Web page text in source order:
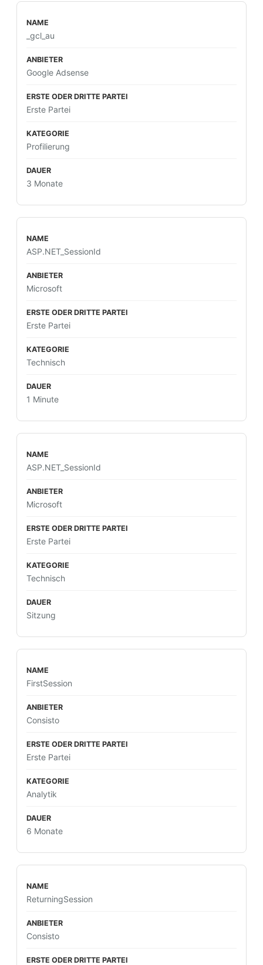
_gcl_au
Google Adsense
Erste Partei
Profilierung
3 Monate
ASP.NET_SessionId
Microsoft
Erste Partei
Technisch
1 Minute
ASP.NET_SessionId
Microsoft
Erste Partei
Technisch
Sitzung
FirstSession
Consisto
Erste Partei
Analytik
6 Monate
ReturningSession
Consisto